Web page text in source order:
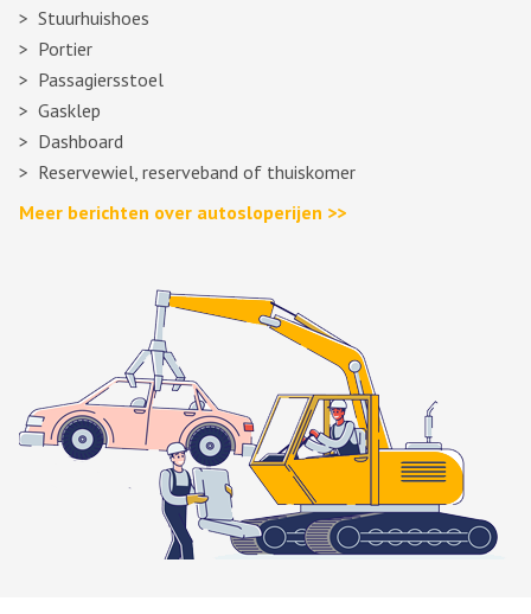
Stuurhuishoes
Portier
Passagiersstoel
Gasklep
Dashboard
Reservewiel, reserveband of thuiskomer
Meer berichten over autosloperijen >>